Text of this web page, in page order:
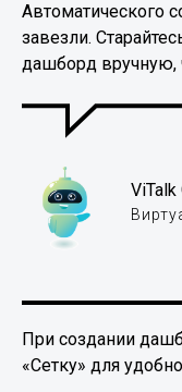
Автоматического
завезли.
дашборд вручную,
ViTalk
При создании
«Сетку» для